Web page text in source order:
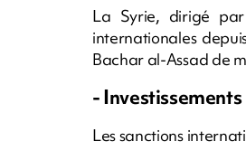
La Syrie, dirigé
internationales
Bachar al-Assad de
- Investissements
Les sanctions